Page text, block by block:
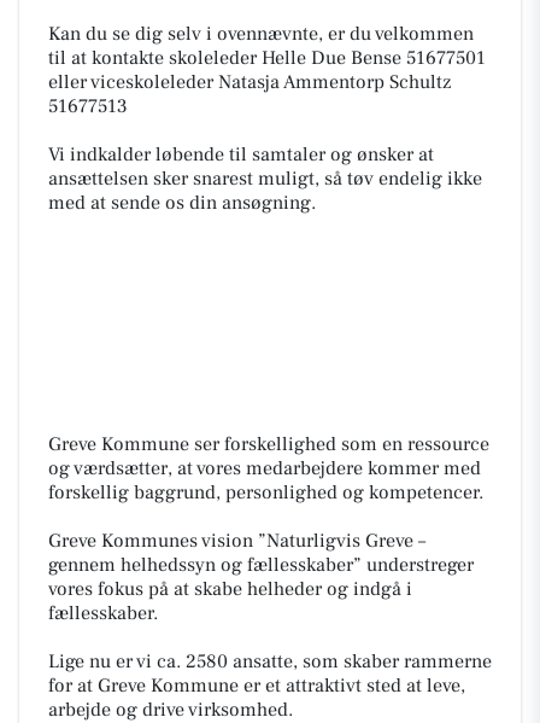
Kan du se dig selv i ovennævnte, er du velkommen
til at kontakte skoleleder Helle Due Bense 51677501
eller viceskoleleder Natasja Ammentorp Schultz
51677513
Vi indkalder løbende til samtaler og ønsker at
ansættelsen sker snarest muligt, så tøv endelig ikke
med at sende os din ansøgning.
Greve Kommune ser forskellighed som en ressource
og værdsætter, at vores medarbejdere kommer med
forskellig baggrund, personlighed og kompetencer.
Greve Kommunes vision ”Naturligvis Greve –
gennem helhedssyn og fællesskaber” understreger
vores fokus på at skabe helheder og indgå i
fællesskaber.
Lige nu er vi ca. 2580 ansatte, som skaber rammerne
for at Greve Kommune er et attraktivt sted at leve,
arbejde og drive virksomhed.